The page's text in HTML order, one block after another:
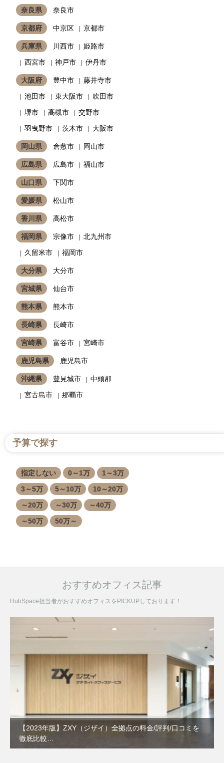
奈良県 奈良市
京都府 中京区 京都市
兵庫県 川西市
姫路市
西宮市
神戸市 伊丹市
大阪府 豊中市
藤井寺市
池田市
東大阪市
吹田市
堺市
高槻市
交野市
羽曳野市
茨木市 大阪市
岡山県 倉敷市 岡山市
広島県 広島市 福山市
山口県 下関市
愛媛県 松山市
香川県 高松市
福岡県 宗像市
北九州市
久留米市
福岡市
大分県 大分市
宮城県 仙台市
熊本県 熊本市
長崎県 長崎市
宮崎県 富谷市 宮崎市
鹿児島県 鹿児島市
沖縄県 豊見城市
中頭郡
宮古島市
那覇市
予算で探す
指定しない 0～1万
1～3万
3～5万
5～10万
10～20万
～20万
～30万
～40万
～50万
50万～
おすすめオフィス記事
HubSpace担当者がおすすめオフィスをPICKUPしております！
【2023年版】ZXY（ジザイ）全拠点の料金/評判/口コミを
徹底比較…